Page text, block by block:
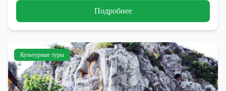
Подробнее
Культурные туры